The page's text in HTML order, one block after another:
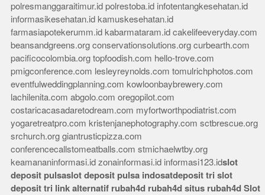
polresmanggaraitimur.id polrestoba.id infotentangkesehatan.id
informasikesehatan.id kamuskesehatan.id
farmasiapotekerumm.id kabarmataram.id cakelifeeveryday.com
beansandgreens.org conservationsolutions.org curbearth.com
pacificocolombia.org topfoodish.com hello-trove.com
pmigconference.com lesleyreynolds.com tomulrichphotos.com
eventfulweddingplanning.com kowloonbaybrewery.com
lachilenita.com abgolo.com oregopilot.com
costaricacasadaretodream.com myfortworthpodiatrist.com
yogaretreatpro.com kristenjanephotography.com sctbrescue.org
srchurch.org giantrusticpizza.com
conferencecallstomeatballs.com stmichaelwtby.org
keamananinformasi.id zonainformasi.id informasi123.idslot
deposit pulsaslot deposit pulsa indosatdeposit tri slot
deposit tri link alternatif rubah4d rubah4d situs rubah4d Slot